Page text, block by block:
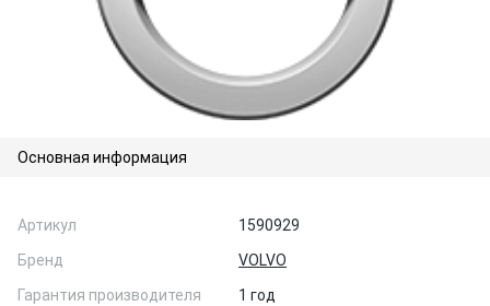
Основная информация
Артикул
1590929
Бренд
VOLVO
Гарантия производителя
1 год